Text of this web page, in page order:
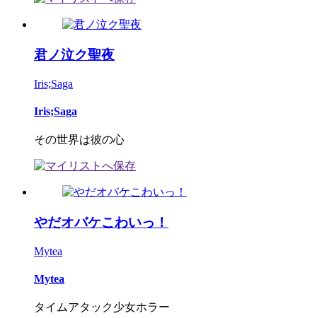
君ノ泣ク聖夜
Iris;Saga
Iris;Saga
その世界は彼の心
やだオバケこわいっ！
Mytea
Mytea
タイムアタック少女ホラー